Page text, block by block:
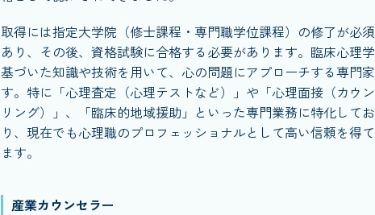
取得には指定大学院（修士課程・専門職学位課程）の修了が必
あり、その後、資格試験に合格する必要があります。臨床心理
基づいた知識や技術を用いて、心の問題にアプローチする専門
す。特に「心理査定（心理テストなど）」や「心理面接（カウ
リング）」、「臨床的地域援助」といった専門業務に特化してお
り、現在でも心理職のプロフェッショナルとして高い信頼を得
ます。
産業カウンセラー